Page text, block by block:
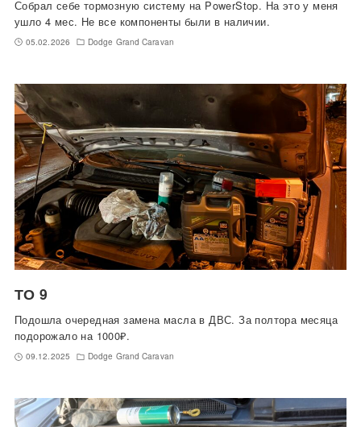
Собрал себе тормозную систему на PowerStop. На это у меня
ушло 4 мес. Не все компоненты были в наличии.
05.02.2026 Dodge Grand Caravan
ТО 9
Подошла очередная замена масла в ДВС. За полтора месяца
подорожало на 1000₽.
09.12.2025 Dodge Grand Caravan